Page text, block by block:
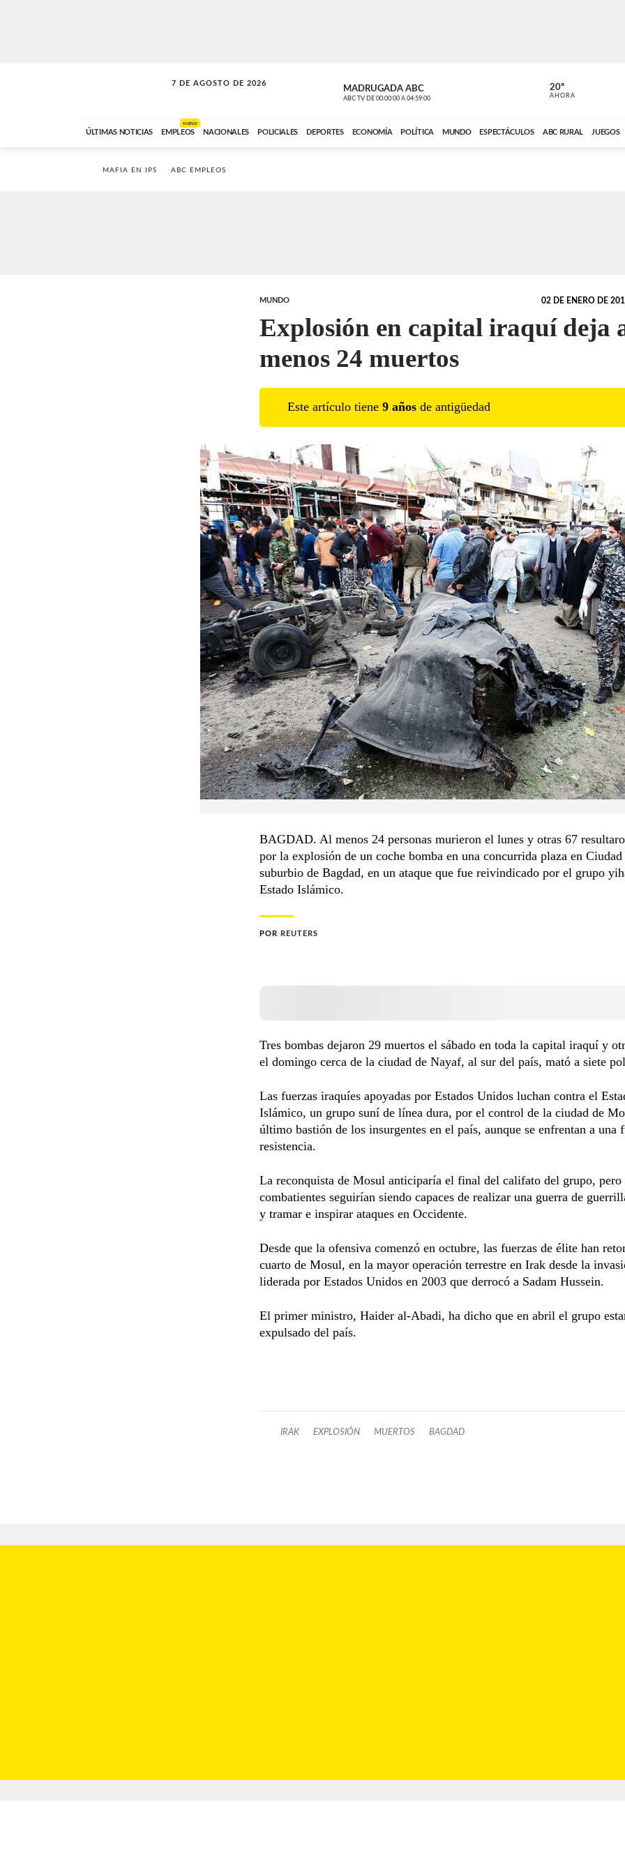
7 DE AGOSTO DE 2026
SOLO MÚSICA MADRUGADA ABC
ABC TV DE 00:00:00 A 04:59:00 ABC CARDINAL
20º
AHORA
ÚLTIMAS NOTICIAS EMPLEOS
NUEVO
NACIONALES POLICIALES DEPORTES ECONOMÍA POLÍTICA MUNDO ESPECTÁCULOS ABC RURAL JUEGOS
MAFIA EN IPS ABC EMPLEOS
MUNDO 02 DE ENERO DE
Explosión en capital iraquí deja
menos 24 muertos
Este artículo tiene 9 años de antigüedad
BAGDAD. Al menos 24 personas murieron el lunes y otras 67
por la explosión de un coche bomba en una concurrida plaza en Ciudad
suburbio de Bagdad, en un ataque que fue reivindicado por el grupo
Estado Islámico.
POR REUTERS
Tres bombas dejaron 29 muertos el sábado en toda la capital iraquí y
el domingo cerca de la ciudad de Nayaf, al sur del país, mató a siete
Las fuerzas iraquíes apoyadas por Estados Unidos luchan contra el
Islámico, un grupo suní de línea dura, por el control de la ciudad de
último bastión de los insurgentes en el país, aunque se enfrentan a una
resistencia.
La reconquista de Mosul anticiparía el final del califato del grupo, pero
combatientes seguirían siendo capaces de realizar una guerra de
y tramar e inspirar ataques en Occidente.
Desde que la ofensiva comenzó en octubre, las fuerzas de élite han
cuarto de Mosul, en la mayor operación terrestre en Irak desde la
liderada por Estados Unidos en 2003 que derrocó a Sadam Hussein.
El primer ministro, Haider al-Abadi, ha dicho que en abril el grupo
expulsado del país.
IRAK EXPLOSIÓN MUERTOS BAGDAD